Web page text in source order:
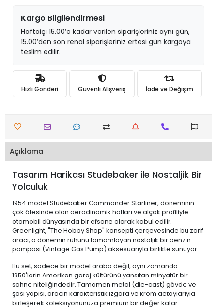
Kargo Bilgilendirmesi
Haftaiçi 15.00’e kadar verilen siparişleriniz aynı gün,
15.00’den son renal siparişleriniz ertesi gün kargoya
teslim edilir.
Hızlı Gönderi Güvenli Alışveriş İade ve Değişim
Açıklama
Tasarım Harikası Studebaker ile Nostaljik Bir
Yolculuk
1954 model Studebaker Commander Starliner, döneminin
çok ötesinde olan aerodinamik hatları ve alçak profiliyle
otomobil dünyasında bir efsane olarak kabul edilir.
Greenlight, "The Hobby Shop" konsepti çerçevesinde bu zarif
aracı, o dönemin ruhunu tamamlayan nostaljik bir benzin
pompası (Vintage Gas Pump) aksesuarıyla birlikte sunuyor.
Bu set, sadece bir model araba değil, aynı zamanda
1950'lerin Amerikan garaj kültürünü yansıtan minyatür bir
sahne niteliğindedir. Tamamen metal (die-cast) gövde ve
şasi yapısı, aracın karakteristik ızgara ve krom detaylarıyla
birleşerek koleksiyonunuza premium bir değer katar.